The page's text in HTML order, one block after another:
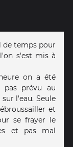
de temps pour
s'est mis à
on a été
prévu au
l'eau. Seule
et
se frayer le
et pas mal